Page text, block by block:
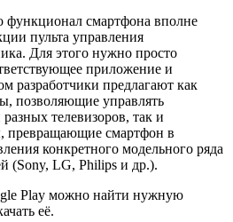
функционал смартфона вполне
пульта управления
Для этого нужно просто
приложение и
разработчики предлагают как
позволяющие управлять
телевизоров, так и
превращающие смартфон в
конкретного модельного ряда
(Sony, LG, Philips и др.).
Play можно найти нужную
её.